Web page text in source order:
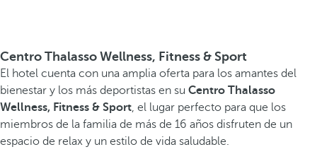
Centro Thalasso Wellness, Fitness & Sport
El hotel cuenta con una amplia oferta para los amantes del
bienestar y los más deportistas en su Centro Thalasso
Wellness, Fitness & Sport, el lugar perfecto para que los
miembros de la familia de más de 16 años disfruten de un
espacio de relax y un estilo de vida saludable.